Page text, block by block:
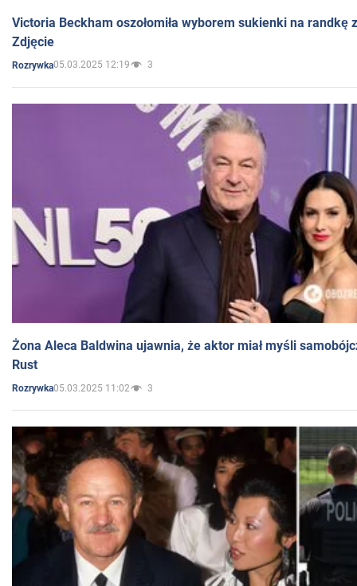
Victoria Beckham oszołomiła wyborem sukienki na randkę
Zdjęcie
Rozrywka05.03.2025 12:19 3
Żona Aleca Baldwina ujawnia, że aktor miał myśli
Rust
Rozrywka05.03.2025 11:02 3